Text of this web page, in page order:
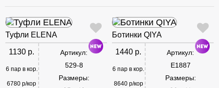
Туфли ELENA
1130 р.
6 пар в кор.
6780 р/кор
Артикул:
529-8
Размеры:
Ботинки QIYA
1440 р.
6 пар в кор.
8640 р/кор
Артикул:
E1887
Размеры: